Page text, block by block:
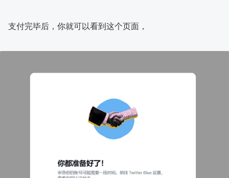
支付完毕后，你就可以看到这个页面，